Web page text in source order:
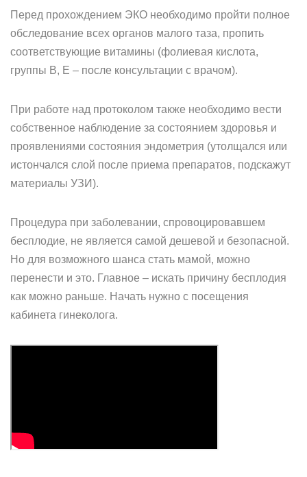
Перед прохождением ЭКО необходимо пройти полное
обследование всех органов малого таза, пропить
соответствующие витамины (фолиевая кислота,
группы В, Е – после консультации с врачом).
При работе над протоколом также необходимо вести
собственное наблюдение за состоянием здоровья и
проявлениями состояния эндометрия (утолщался или
истончался слой после приема препаратов, подскажут
материалы УЗИ).
Процедура при заболевании, спровоцировавшем
бесплодие, не является самой дешевой и безопасной.
Но для возможного шанса стать мамой, можно
перенести и это. Главное – искать причину бесплодия
как можно раньше. Начать нужно с посещения
кабинета гинеколога.